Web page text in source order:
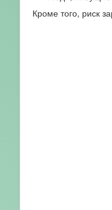
Кроме того, риск